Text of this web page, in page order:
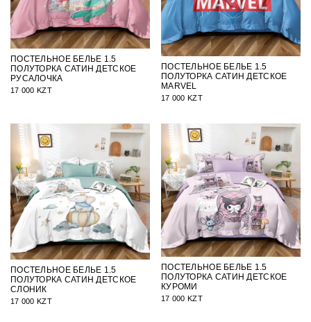
ПОСТЕЛЬНОЕ БЕЛЬЕ 1.5
ПОЛУТОРКА САТИН ДЕТСКОЕ
РУСАЛОЧКА
17 000 KZT
ПОСТЕЛЬНОЕ БЕЛЬЕ 1.5
ПОЛУТОРКА САТИН ДЕТСКОЕ
MARVEL
17 000 KZT
ПОСТЕЛЬНОЕ БЕЛЬЕ 1.5
ПОЛУТОРКА САТИН ДЕТСКОЕ
СЛОНИК
17 000 KZT
ПОСТЕЛЬНОЕ БЕЛЬЕ 1.5
ПОЛУТОРКА САТИН ДЕТСКОЕ
КУРОМИ
17 000 KZT